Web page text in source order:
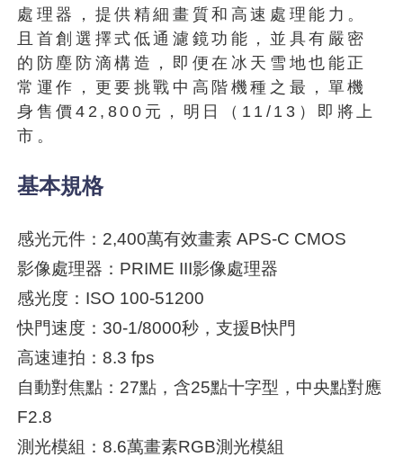
處理器，提供精細畫質和高速處理能力。
且首創選擇式低通濾鏡功能，並具有嚴密
的防塵防滴構造，即便在冰天雪地也能正
常運作，更要挑戰中高階機種之最，單機
身售價42,800元，明日（11/13）即將上
市。
基本規格
感光元件：2,400萬有效畫素 APS-C CMOS
影像處理器：PRIME III影像處理器
感光度：ISO 100-51200
快門速度：30-1/8000秒，支援B快門
高速連拍：8.3 fps
自動對焦點：27點，含25點十字型，中央點對應
F2.8
測光模組：8.6萬畫素RGB測光模組